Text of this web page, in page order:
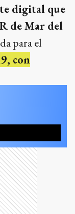
digital que
de Mar del
para el
con